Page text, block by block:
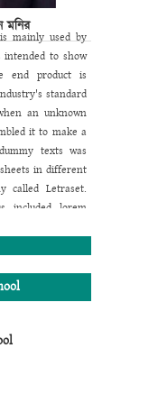
মনির
mainly used by
to show
end product is
standard
an unknown
it to make a
texts was
in different
called Letraset.
included lorem
designers, art
programs
Dreamweaver,
to show